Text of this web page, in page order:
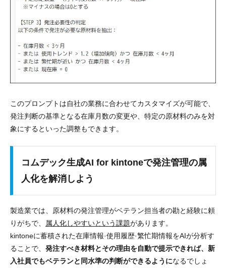
このプロンプトは自社の業務に合わせてカスタマイズが可能で、
発注判断の基準となる在庫月数の変更や、特定の原材料のみを対
象にするといった調整もできます。
コムデック生成AI for kintoneで発注管理の属
人化を解消しよう
製造業では、原材料の発注管理がベテラン担当者の勘と経験に頼
りがちで、
属人化しやすいという課題があります。
kintoneに蓄積された在庫情報·使用履歴·繁忙期情報をAIが分析す
ることで、 発注すべき材料とその理由を自動で提示できれば、新
入社員でもベテランと同水準の判断ができるようになるでしょ